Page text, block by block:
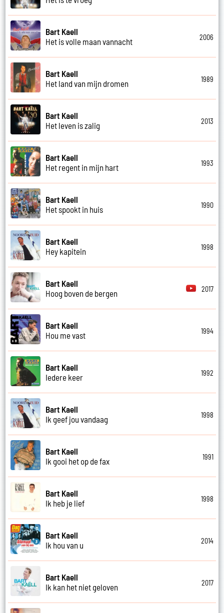
Bart Kaell
Het is volle maan vannacht
2006
Bart Kaell
Het land van mijn dromen
1989
Bart Kaell
Het leven is zalig
2013
Bart Kaell
Het regent in mijn hart
1993
Bart Kaell
Het spookt in huis
1990
Bart Kaell
Hey kapitein
1998
Bart Kaell
Hoog boven de bergen
2017
Bart Kaell
Hou me vast
1994
Bart Kaell
Iedere keer
1992
Bart Kaell
Ik geef jou vandaag
1998
Bart Kaell
Ik gooi het op de fax
1991
Bart Kaell
Ik heb je lief
1998
Bart Kaell
Ik hou van u
2014
Bart Kaell
Ik kan het niet geloven
2017